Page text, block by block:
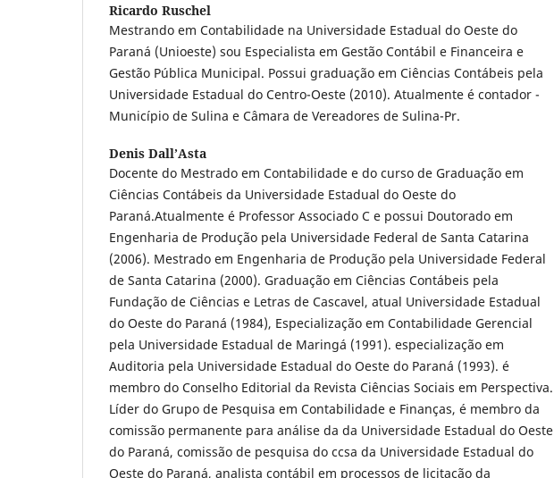
Ricardo Ruschel
Mestrando em Contabilidade na Universidade Estadual do Oeste do
Paraná (Unioeste) sou Especialista em Gestão Contábil e Financeira e
Gestão Pública Municipal. Possui graduação em Ciências Contábeis pela
Universidade Estadual do Centro-Oeste (2010). Atualmente é contador -
Município de Sulina e Câmara de Vereadores de Sulina-Pr.
Denis Dall’Asta
Docente do Mestrado em Contabilidade e do curso de Graduação em
Ciências Contábeis da Universidade Estadual do Oeste do
Paraná.Atualmente é Professor Associado C e possui Doutorado em
Engenharia de Produção pela Universidade Federal de Santa Catarina
(2006). Mestrado em Engenharia de Produção pela Universidade Federal
de Santa Catarina (2000). Graduação em Ciências Contábeis pela
Fundação de Ciências e Letras de Cascavel, atual Universidade Estadual
do Oeste do Paraná (1984), Especialização em Contabilidade Gerencial
pela Universidade Estadual de Maringá (1991). especialização em
Auditoria pela Universidade Estadual do Oeste do Paraná (1993). é
membro do Conselho Editorial da Revista Ciências Sociais em Perspectiva.
Líder do Grupo de Pesquisa em Contabilidade e Finanças, é membro da
comissão permanente para análise da da Universidade Estadual do Oeste
do Paraná, comissão de pesquisa do ccsa da Universidade Estadual do
Oeste do Paraná, analista contábil em processos de licitação da